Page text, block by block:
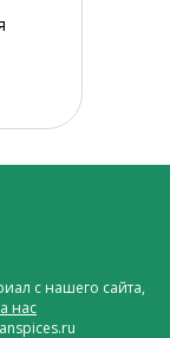
с нашего сайта,
нас